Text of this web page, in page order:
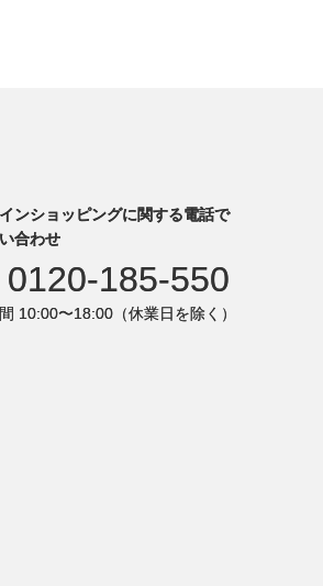
ンショッピングに関する電話で
合わせ
0120-185-550
10:00〜18:00（休業日を除く）